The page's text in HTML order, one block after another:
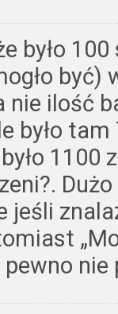
było
być)
nie ilość
było
1100
jeśli
pewno